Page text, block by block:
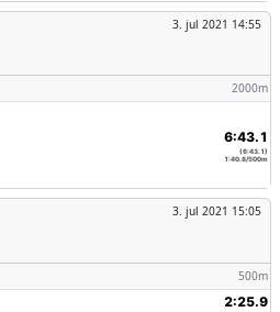
3. jul 2021 14:55
2000m
6:43.1
(6:43.1)
1:40.8/500m
3. jul 2021 15:05
500m
2:25.9